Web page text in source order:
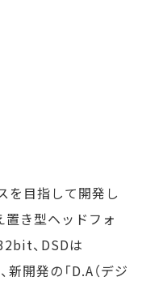
を目指して開発し
置き型ヘッドフォ
、DSDは
開発の「D.A（デジ